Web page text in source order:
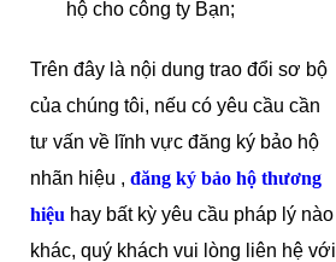
hộ cho công ty Bạn;
Trên đây là nội dung trao đổi sơ bộ
của chúng tôi, nếu có yêu cầu cần
tư vấn về lĩnh vực đăng ký bảo hộ
nhãn hiệu , đăng ký bảo hộ thương
hiệu hay bất kỳ yêu cầu pháp lý nào
khác, quý khách vui lòng liên hệ với